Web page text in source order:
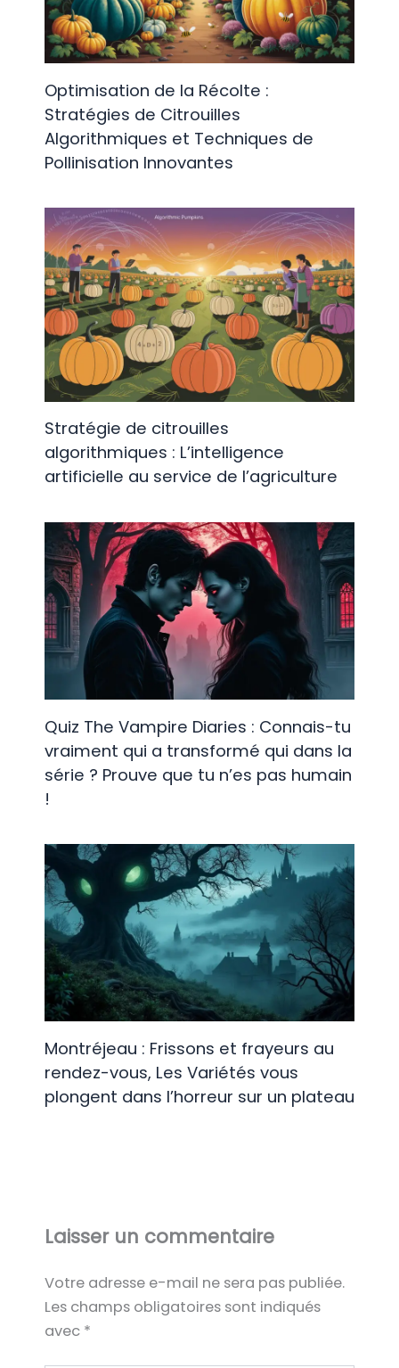
Optimisation de la Récolte :
Stratégies de Citrouilles
Algorithmiques et Techniques de
Pollinisation Innovantes
Stratégie de citrouilles
algorithmiques : L’intelligence
artificielle au service de l’agriculture
Quiz The Vampire Diaries : Connais-tu
vraiment qui a transformé qui dans la
série ? Prouve que tu n’es pas humain
!
Montréjeau : Frissons et frayeurs au
rendez-vous, Les Variétés vous
plongent dans l’horreur sur un plateau
Laisser un commentaire
Votre adresse e-mail ne sera pas publiée.
Les champs obligatoires sont indiqués
avec *